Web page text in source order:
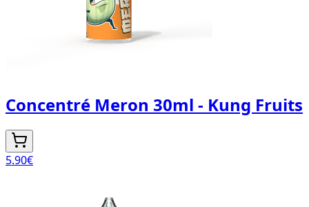
Concentré Meron 30ml - Kung Fruits
5.90€